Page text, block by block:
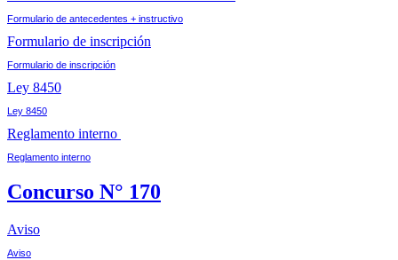
Formulario de antecedentes + instructivo
Formulario de inscripción
Formulario de inscripción
Ley 8450
Ley 8450
Reglamento interno
Reglamento interno
Concurso N° 170
Aviso
Aviso